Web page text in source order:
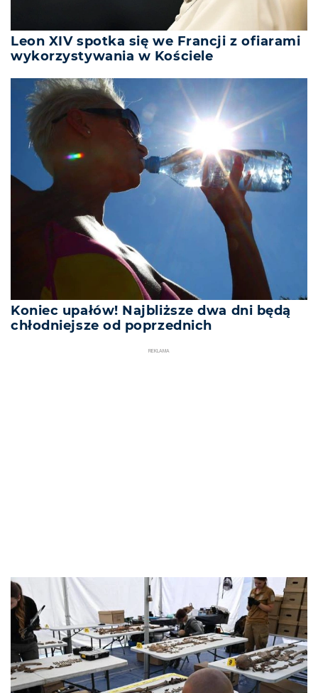
Leon XIV spotka się we Francji z ofiarami
wykorzystywania w Kościele
Koniec upałów! Najbliższe dwa dni będą
chłodniejsze od poprzednich
REKLAMA